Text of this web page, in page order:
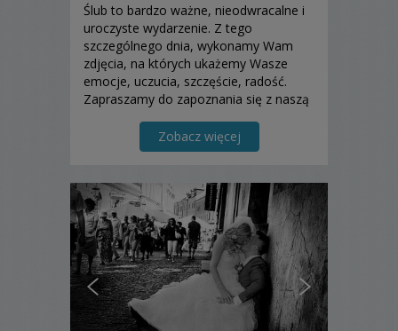
Ślub to bardzo ważne, nieodwracalne i
uroczyste wydarzenie. Z tego
szczególnego dnia, wykonamy Wam
zdjęcia, na których ukażemy Wasze
emocje, uczucia, szczęście, radość.
Zapraszamy do zapoznania się z naszą
Zobacz więcej